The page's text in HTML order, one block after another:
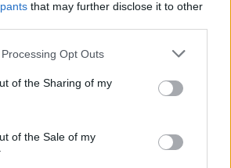
that may further disclose it to other
website/app uses one or more Google
or usage behaviour. You may click to
to Google and its third-party tags to
specified purposes in below Google
Opt Outs
of the Sharing of my
of the Sale of my
2026: Πόσο αυξάνεται το